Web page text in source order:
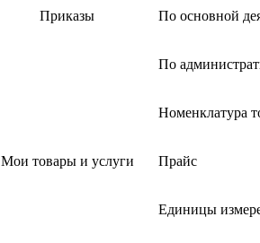
Приказы По основной
По
Мои товары и услуги
Номенклатура
Прайс
Единицы